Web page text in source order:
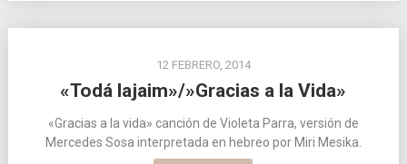
12 FEBRERO, 2014
«Todá lajaim»/»Gracias a la Vida»
«Gracias a la vida» canción de Violeta Parra, versión de
Mercedes Sosa interpretada en hebreo por Miri Mesika.